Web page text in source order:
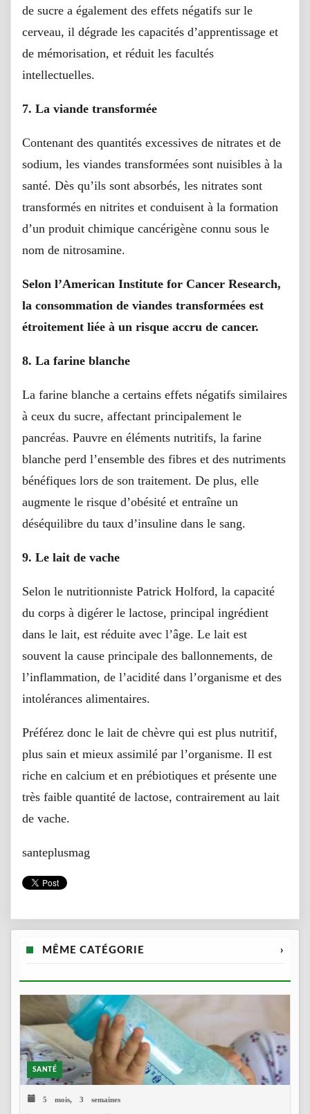
de sucre a également des effets négatifs sur le
cerveau, il dégrade les capacités d’apprentissage et
de mémorisation, et réduit les facultés
intellectuelles.
7. La viande transformée
Contenant des quantités excessives de nitrates et de
sodium, les viandes transformées sont nuisibles à la
santé. Dès qu’ils sont absorbés, les nitrates sont
transformés en nitrites et conduisent à la formation
d’un produit chimique cancérigène connu sous le
nom de nitrosamine.
Selon l’American Institute for Cancer Research,
la consommation de viandes transformées est
étroitement liée à un risque accru de cancer.
8. La farine blanche
La farine blanche a certains effets négatifs similaires
à ceux du sucre, affectant principalement le
pancréas. Pauvre en éléments nutritifs, la farine
blanche perd l’ensemble des fibres et des nutriments
bénéfiques lors de son traitement. De plus, elle
augmente le risque d’obésité et entraîne un
déséquilibre du taux d’insuline dans le sang.
9. Le lait de vache
Selon le nutritionniste Patrick Holford, la capacité
du corps à digérer le lactose, principal ingrédient
dans le lait, est réduite avec l’âge. Le lait est
souvent la cause principale des ballonnements, de
l’inflammation, de l’acidité dans l’organisme et des
intolérances alimentaires.
Préférez donc le lait de chèvre qui est plus nutritif,
plus sain et mieux assimilé par l’organisme. Il est
riche en calcium et en prébiotiques et présente une
très faible quantité de lactose, contrairement au lait
de vache.
santeplusmag
MÊME CATÉGORIE ›
SANTÉ
5 mois, 3 semaines